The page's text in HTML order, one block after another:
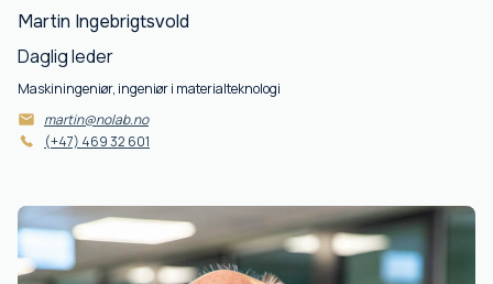
Martin Ingebrigtsvold
Daglig leder
Maskiningeniør, ingeniør i materialteknologi
martin@nolab.no
(+47) 469 32 601